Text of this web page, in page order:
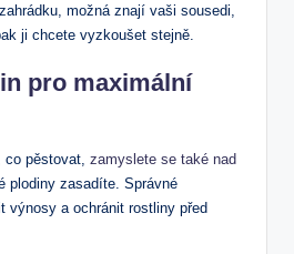
možná znají vaši sousedi,
ji chcete vyzkoušet stejně.
pro maximální
pěstovat, zamyslete se také nad
plodiny zasadíte. Správné
výnosy a ochránit rostliny před